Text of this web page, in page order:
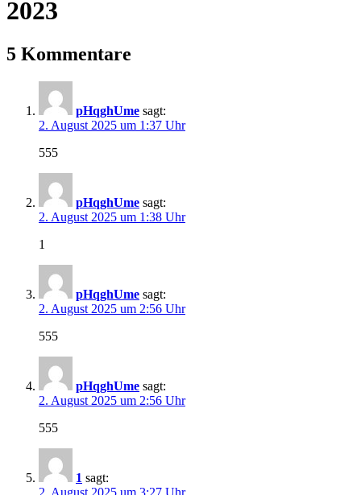
2023
5 Kommentare
pHqghUme sagt:
2. August 2025 um 1:37 Uhr
555
pHqghUme sagt:
2. August 2025 um 1:38 Uhr
1
pHqghUme sagt:
2. August 2025 um 2:56 Uhr
555
pHqghUme sagt:
2. August 2025 um 2:56 Uhr
555
1 sagt:
2. August 2025 um 3:27 Uhr